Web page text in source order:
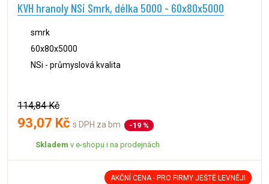
KVH hranoly NSi Smrk, délka 5000 - 60x80x5000
smrk
60x80x5000
NSi - průmyslová kvalita
114,84 Kč
93,07 Kč s DPH za bm -19 %
Skladem v e-shopu i na prodejnách
AKČNÍ CENA - PRO FIRMY JEŠTĚ LEVNĚJI